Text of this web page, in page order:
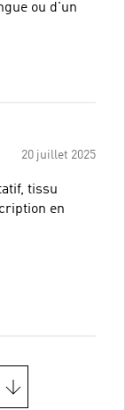
ou d'un
20 juillet 2025
tissu
en